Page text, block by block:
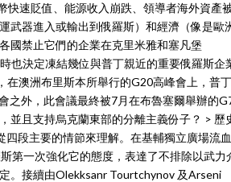
快速貶值、能源收入崩跌、領導者海外資產
武器進入或輸出到俄羅斯）和經濟（像是歐
國禁止它們的企業在克里米雅和塞凡堡
也決定凍結幾位與普丁親近的重要俄羅斯企
澳洲布里斯本所舉行的G20高峰會上，普
之外，此會議最終被7月在布魯塞爾舉辦的
並且支持烏克蘭東部的分離主義份子？ > 歷
四段主要的情節來理解。在基輔獨立廣場流
第一次強化它的態度，表達了不排除以武力
。接續由Olekksanr Tourtchynov 及Arseni